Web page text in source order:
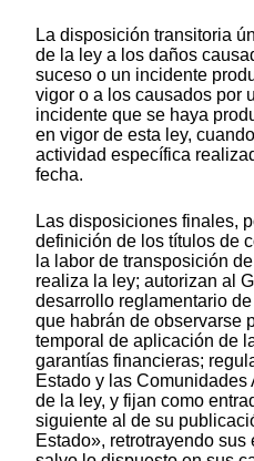
La disposición transitoria
de la ley a los daños
suceso o un incidente
vigor o a los causados por
incidente que se haya
en vigor de esta ley,
actividad específica
fecha.
Las disposiciones finales,
definición de los títulos de
la labor de transposición
realiza la ley; autorizan al
desarrollo reglamentario
que habrán de observarse
temporal de aplicación de
garantías financieras;
Estado y las
de la ley, y fijan como
siguiente al de su
Estado», retrotrayendo